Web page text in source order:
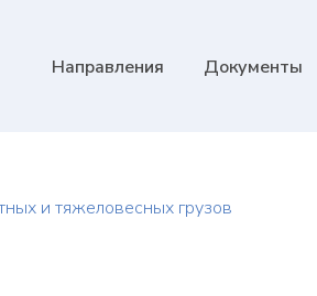
Направления Документы
и тяжеловесных грузов